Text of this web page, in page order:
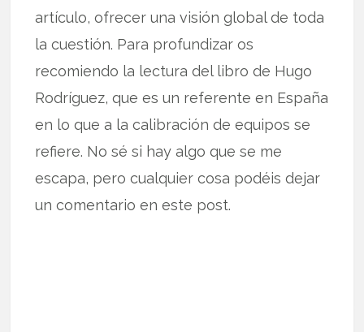
artículo, ofrecer una visión global de toda
la cuestión. Para profundizar os
recomiendo la lectura del libro de Hugo
Rodríguez, que es un referente en España
en lo que a la calibración de equipos se
refiere. No sé si hay algo que se me
escapa, pero cualquier cosa podéis dejar
un comentario en este post.